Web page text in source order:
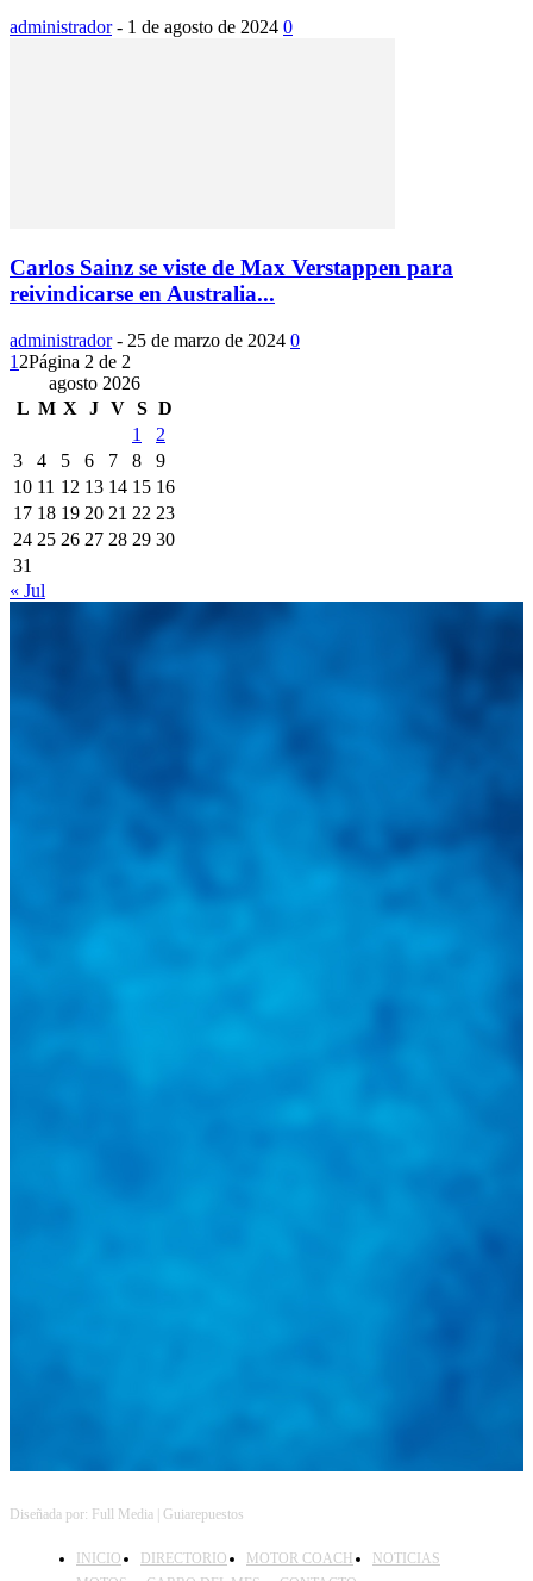
administrador - 1 de agosto de 2024 0
Carlos Sainz se viste de Max Verstappen para
reivindicarse en Australia...
administrador - 25 de marzo de 2024 0
1 2Página 2 de 2
agosto 2026
L M X J V S D
1
2
3
4 5 6 7 8
9
10 11 12 13 14 15 16
17 18 19 20 21 22 23
24 25 26 27 28 29 30
31
« Jul
locales, nacionales e internacionales.
Diseñada por: Full Media | Guiarepuestos
INICIO DIRECTORIO MOTOR COACH
NOTICIAS